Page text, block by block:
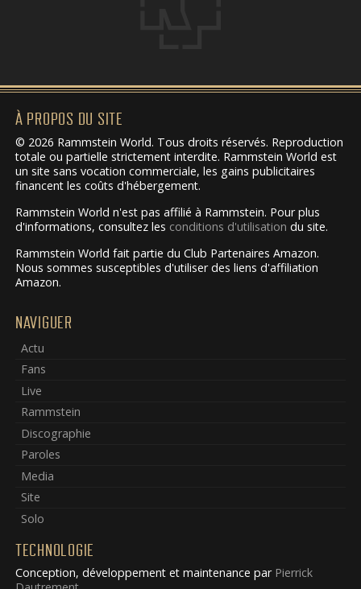
À PROPOS DU SITE
© 2026 Rammstein World. Tous droits réservés. Reproduction
totale ou partielle strictement interdite. Rammstein World est
un site sans vocation commerciale, les gains publicitaires
financent les coûts d'hébergement.
Rammstein World n'est pas affilié à Rammstein. Pour plus
d'informations, consultez les conditions d'utilisation du site.
Rammstein World fait partie du Club Partenaires Amazon.
Nous sommes susceptibles d'utiliser des liens d'affiliation
Amazon.
NAVIGUER
Actu
Fans
Live
Rammstein
Discographie
Paroles
Media
Site
Solo
TECHNOLOGIE
Conception, développement et maintenance par Pierrick